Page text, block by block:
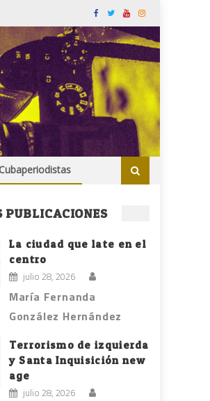
PUBLICACIONES
La ciudad que late en el
centro
julio 28, 2026
María Fernanda
González Hernández
Terrorismo de izquierda
y Santa Inquisición new
age
julio 28, 2026